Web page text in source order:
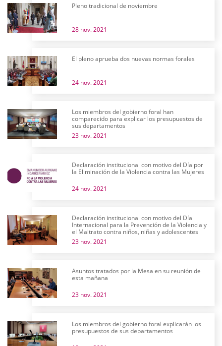
Pleno tradicional de noviembre
28 nov. 2021
El pleno aprueba dos nuevas normas forales
24 nov. 2021
Los miembros del gobierno foral han
comparecido para explicar los presupuestos de
sus departamentos
23 nov. 2021
Declaración institucional con motivo del Día por
la Eliminación de la Violencia contra las Mujeres
24 nov. 2021
Declaración institucional con motivo del Día
Internacional para la Prevención de la Violencia y
el Maltrato contra niños, niñas y adolescentes
23 nov. 2021
Asuntos tratados por la Mesa en su reunión de
esta mañana
23 nov. 2021
Los miembros del gobierno foral explicarán los
presupuestos de sus departamentos